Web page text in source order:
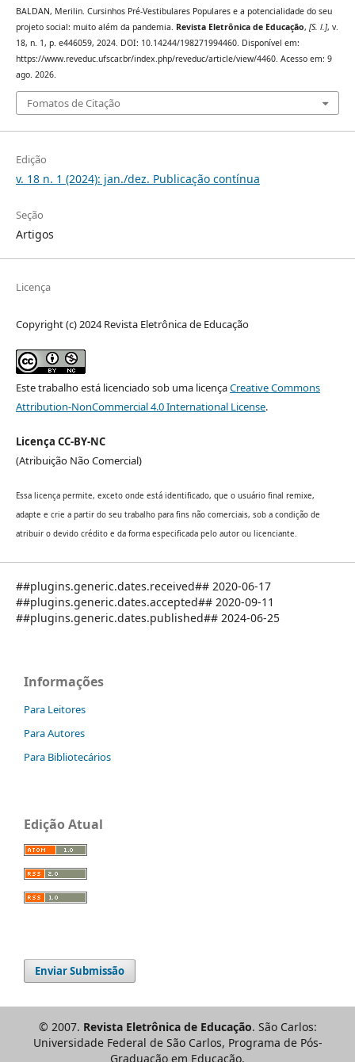
BALDAN, Merilin. Cursinhos Pré-Vestibulares Populares e a potencialidade do seu
projeto social: muito além da pandemia. Revista Eletrônica de Educação, [S. l.], v.
18, n. 1, p. e446059, 2024. DOI: 10.14244/198271994460. Disponível em:
https://www.reveduc.ufscar.br/index.php/reveduc/article/view/4460. Acesso em: 9
ago. 2026.
Fomatos de Citação
Edição
v. 18 n. 1 (2024): jan./dez. Publicação contínua
Seção
Artigos
Licença
Copyright (c) 2024 Revista Eletrônica de Educação
Este trabalho está licenciado sob uma licençaCreative Commons
Attribution-NonCommercial 4.0 International License.
Licença CC-BY-NC
(Atribuição Não Comercial)
Essa licença permite, exceto onde está identificado, que o usuário final remixe,
adapte e crie a partir do seu trabalho para fins não comerciais, sob a condição de
atribuir o devido crédito e da forma especificada pelo autor ou licenciante.
##plugins.generic.dates.received## 2020-06-17
##plugins.generic.dates.accepted## 2020-09-11
##plugins.generic.dates.published## 2024-06-25
Informações
Para Leitores
Para Autores
Para Bibliotecários
Edição Atual
Enviar Submissão
© 2007. Revista Eletrônica de Educação. São Carlos:
Universidade Federal de São Carlos, Programa de Pós-
Graduação em Educação.